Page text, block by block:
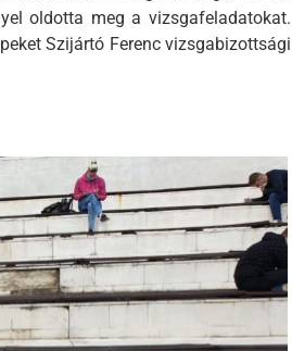
oldotta meg a vizsgafeladatokat.
Szijártó Ferenc vizsgabizottsági